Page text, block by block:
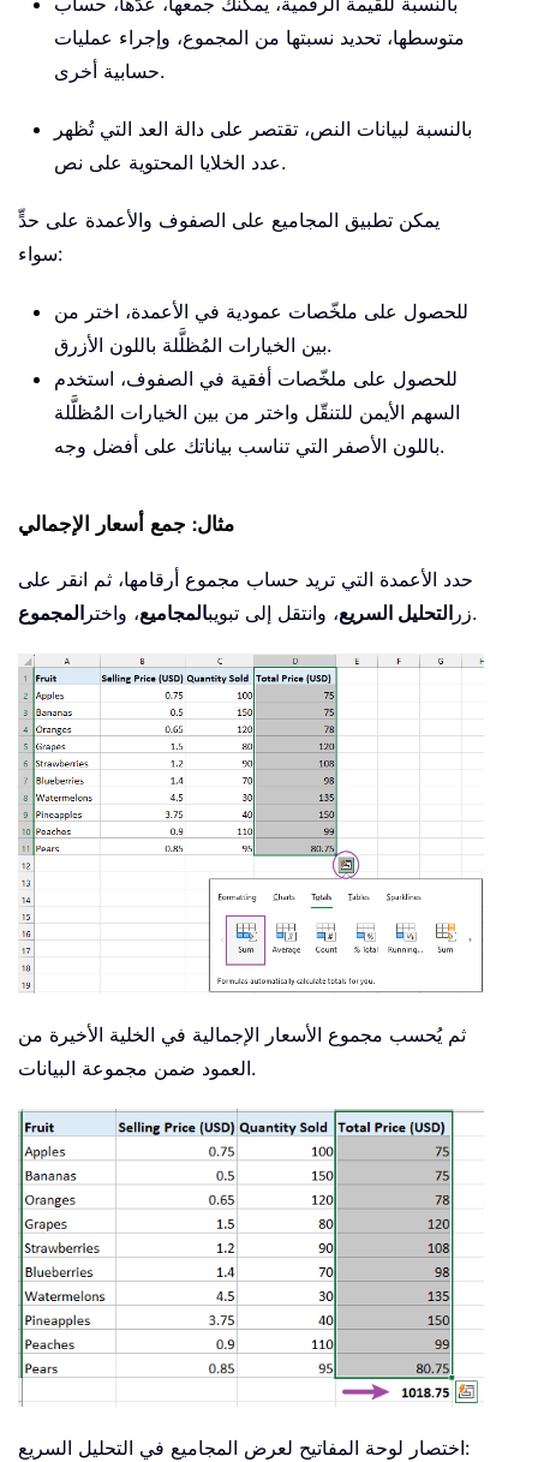
متوسطها، تحديد نسبتها من المجموع، وإجراء عمليات
حسابية أخرى.
بالنسبة لبيانات النص، تقتصر على دالة العد التي تُظهر
عدد الخلايا المحتوية على نص.
يمكن تطبيق المجاميع على الصفوف والأعمدة على حدٍّ
سواء:
للحصول على ملخّصات عمودية في الأعمدة، اختر من
بين الخيارات المُظلَّلة باللون الأزرق.
للحصول على ملخّصات أفقية في الصفوف، استخدم
السهم الأيمن للتنقّل واختر من بين الخيارات المُظلَّلة
باللون الأصفر التي تناسب بياناتك على أفضل وجه.
مثال: جمع أسعار الإجمالي
حدد الأعمدة التي تريد حساب مجموع أرقامها، ثم انقر على
زر التحليل السريع، وانتقل إلى تبويبالمجاميع، واختر المجموع .
ثم يُحسب مجموع الأسعار الإجمالية في الخلية الأخيرة من
العمود ضمن مجموعة البيانات.
اختصار لوحة المفاتيح لعرض المجاميع في التحليل السريع: